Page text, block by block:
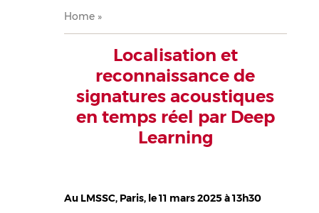
Breadcrumb
Home
Localisation et
reconnaissance de
signatures acoustiques
en temps réel par Deep
Learning
Au LMSSC, Paris, le 11 mars 2025 à 13h30